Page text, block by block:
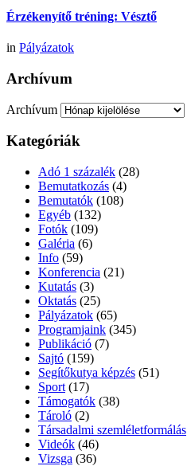
Érzékenyítő tréning: Vésztő
in Pályázatok
Archívum
Archívum
Kategóriák
Adó 1 százalék (28)
Bemutatkozás (4)
Bemutatók (108)
Egyéb (132)
Fotók (109)
Galéria (6)
Info (59)
Konferencia (21)
Kutatás (3)
Oktatás (25)
Pályázatok (65)
Programjaink (345)
Publikáció (7)
Sajtó (159)
Segítőkutya képzés (51)
Sport (17)
Támogatók (38)
Tároló (2)
Társadalmi szemléletformálás
Videók (46)
Vizsga (36)